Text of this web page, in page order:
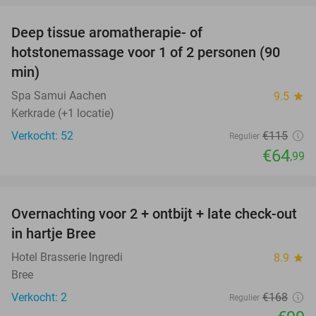
Deep tissue aromatherapie- of
hotstonemassage voor 1 of 2 personen (90
min)
Spa Samui Aachen 9.5 star
Kerkrade (+1 locatie)
Verkocht: 52
Regulier €115
€64,99
41%
TODAY
Overnachting voor 2 + ontbijt + late check-out
in hartje Bree
Hotel Brasserie Ingredi 8.9 star
Bree
Verkocht: 2
Regulier €168